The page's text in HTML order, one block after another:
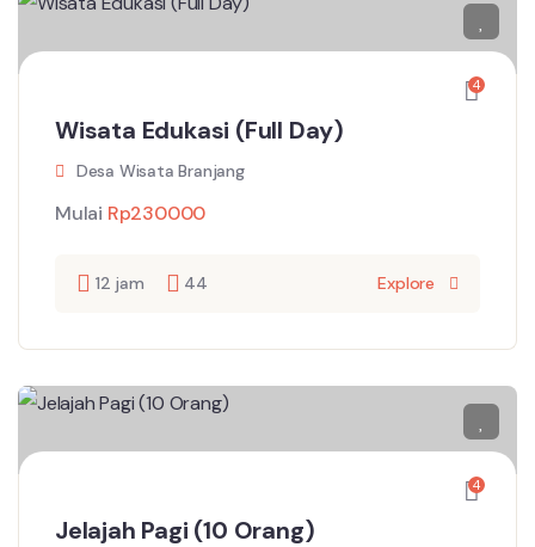
4
Wisata Edukasi (Full Day)
Desa Wisata Branjang
Mulai Rp230000
12 jam 44 Explore
4
Jelajah Pagi (10 Orang)